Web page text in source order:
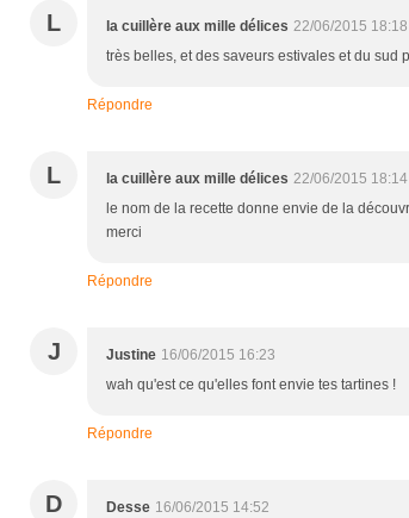
L la cuillère aux mille délices 22/06/2015 18:18
très belles, et des saveurs estivales et du sud
Répondre
L la cuillère aux mille délices 22/06/2015 18:14
le nom de la recette donne envie de la
merci
Répondre
J Justine 16/06/2015 16:23
wah qu'est ce qu'elles font envie tes tartines !
Répondre
D Desse 16/06/2015 14:52